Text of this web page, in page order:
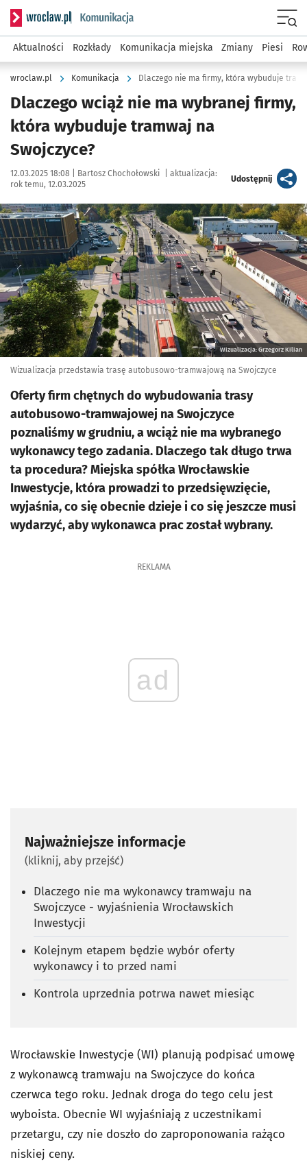
Serwis informacyjny wroclaw.pl podserwis: Komunikacja
Aktualności Rozkłady Komunikacja miejska Zmiany Piesi
wroclaw.pl Komunikacja Dlaczego nie ma firmy, która wybuduje
Dlaczego wciąż nie ma wybranej firmy,
która wybuduje tramwaj na
Swojczyce?
Data publikacji:
12.03.2025 18:08 | Autor:
Bartosz Chochołowski
aktualizacja:
rok temu, 12.03.2025
Udostępnijartykuł
Kliknij, aby powiększyć
Wizualizacja: Grzegorz Kilian
Wizualizacja przedstawia trasę autobusowo-tramwajową na Swojczyce
Oferty firm chętnych do wybudowania trasy
autobusowo-tramwajowej na Swojczyce
poznaliśmy w grudniu, a wciąż nie ma wybranego
wykonawcy tego zadania. Dlaczego tak długo trwa
ta procedura? Miejska spółka Wrocławskie
Inwestycje, która prowadzi to przedsięwzięcie,
wyjaśnia, co się obecnie dzieje i co się jeszcze musi
wydarzyć, aby wykonawca prac został wybrany.
REKLAMA
ad
Najważniejsze informacje
(kliknij, aby przejść)
Dlaczego nie ma wykonawcy tramwaju na
Swojczyce - wyjaśnienia Wrocławskich
Inwestycji
Kolejnym etapem będzie wybór oferty
wykonawcy i to przed nami
Kontrola uprzednia potrwa nawet miesiąc
Wrocławskie Inwestycje (WI) planują podpisać umowę
z wykonawcą tramwaju na Swojczyce do końca
czerwca tego roku. Jednak droga do tego celu jest
wyboista. Obecnie WI wyjaśniają z uczestnikami
przetargu, czy nie doszło do zaproponowania rażąco
niskiej ceny.